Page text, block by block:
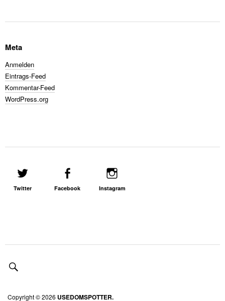
Meta
Anmelden
Eintrags-Feed
Kommentar-Feed
WordPress.org
Twitter Facebook Instagram
Copyright © 2026 USEDOMSPOTTER.